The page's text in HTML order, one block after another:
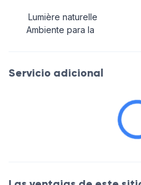
Lumière naturelle
Ambiente para la
Servicio adicional